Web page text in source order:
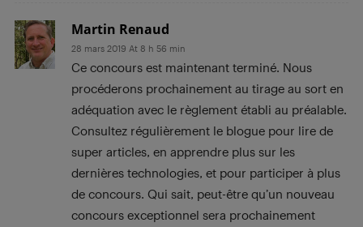
Martin Renaud
28 mars 2019 At 8 h 56 min
Ce concours est maintenant terminé. Nous
procéderons prochainement au tirage au sort en
adéquation avec le règlement établi au préalable.
Consultez régulièrement le blogue pour lire de
super articles, en apprendre plus sur les
dernières technologies, et pour participer à plus
de concours. Qui sait, peut-être qu’un nouveau
concours exceptionnel sera prochainement